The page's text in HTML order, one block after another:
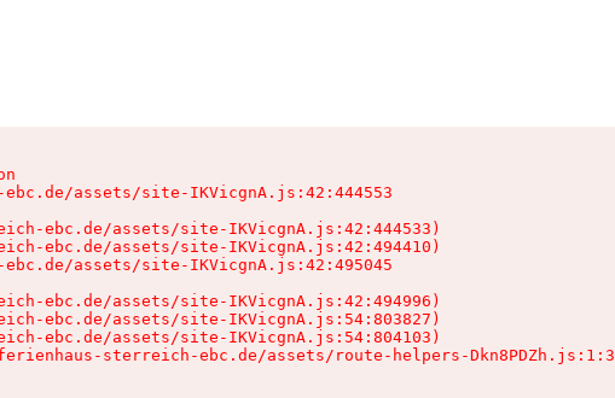
assets/site-IKVicgnA.js:42:444553
ebc.de/assets/site-IKVicgnA.js:42:444533)
ebc.de/assets/site-IKVicgnA.js:42:494410)
assets/site-IKVicgnA.js:42:495045
ebc.de/assets/site-IKVicgnA.js:42:494996)
ebc.de/assets/site-IKVicgnA.js:54:803827)
ebc.de/assets/site-IKVicgnA.js:54:804103)
sterreich-ebc.de/assets/route-helpers-